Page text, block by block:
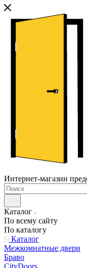
Интернет-магазин
Каталог
По всему сайту
По каталогу
Каталог
Межкомнатные двери
Браво
CityDoors